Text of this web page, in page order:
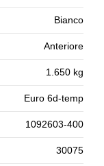
Bianco
Anteriore
1.650 kg
Euro 6d-temp
1092603-400
30075